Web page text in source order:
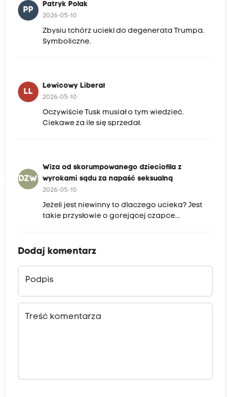
PP
Patryk Polak
2026-05-10
Zbysiu tchórz uciekl do degenerata Trumpa.
Symboliczne.
LL
Lewicowy Liberał
2026-05-10
Oczywiście Tusk musiał o tym wiedzieć.
Ciekawe za ile się sprzedał.
Wiza od skorumpowanego dzieciofila z
wyrokami sądu za napaść seksualną
2026-05-10
Jeżeli jest niewinny to dlaczego ucieka? Jest
takie przysłowie o gorejącej czapce...
Dodaj komentarz
Podpis
Treść komentarza